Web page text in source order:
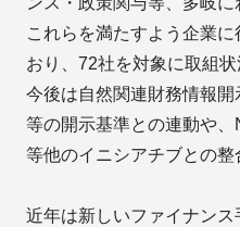
これらを満たすよう企業
おり、72社を対象に取組
今後は自然関連財務情報開
等の開示基準との連動や
等他のイニシアチブとの整
近年は新しいファイナン